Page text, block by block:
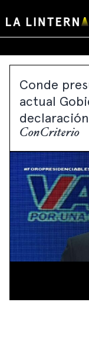
to
Conde
actual
ConCriterio